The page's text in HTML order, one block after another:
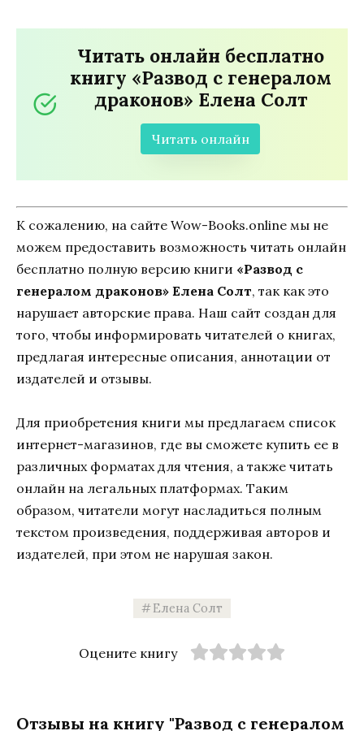
Читать онлайн бесплатно
книгу «Развод с генералом
драконов» Елена Солт
Читать онлайн
К сожалению, на сайте Wow-Books.online мы не
можем предоставить возможность читать онлайн
бесплатно полную версию книги «Развод с
генералом драконов» Елена Солт, так как это
нарушает авторские права. Наш сайт создан для
того, чтобы информировать читателей о книгах,
предлагая интересные описания, аннотации от
издателей и отзывы.
Для приобретения книги мы предлагаем список
интернет-магазинов, где вы сможете купить ее в
различных форматах для чтения, а также читать
онлайн на легальных платформах. Таким
образом, читатели могут насладиться полным
текстом произведения, поддерживая авторов и
издателей, при этом не нарушая закон.
Елена Солт
Оцените книгу
Отзывы на книгу "Развод с генералом